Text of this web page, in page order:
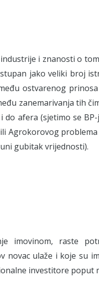
i znanosti o
jako veliki broj
ostvarenog
zanemarivanja tih
do afera (sjetimo se
Agrokorovog
gubitak vrijednosti).
imovinom, raste
ulaže i koje su
investitore poput